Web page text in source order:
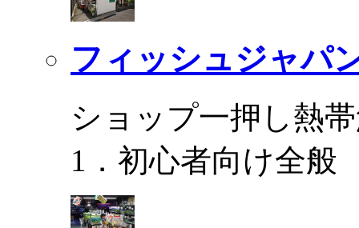
フィッシュジャパ
ショップ一押し熱
1．初心者向け全